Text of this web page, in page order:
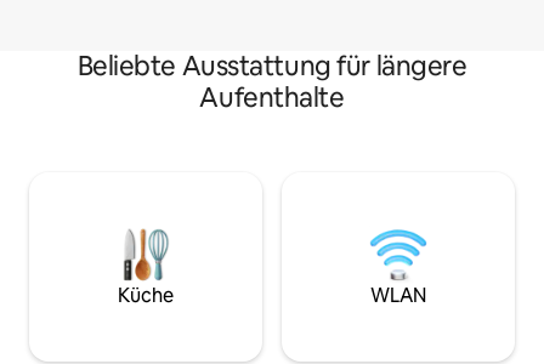
Beliebte Ausstattung für längere
Aufenthalte
Küche WLAN